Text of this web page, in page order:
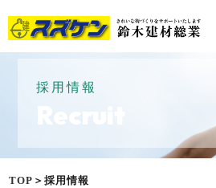
採用情報
TOP ＞採用情報